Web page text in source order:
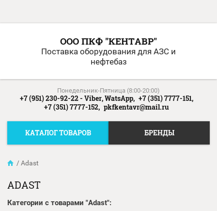
ООО ПКФ "КЕНТАВР"
Поставка оборудования для АЗС и
нефтебаз
Понедельник-Пятница (8:00-20:00)
+7 (951) 230-92-22 - Viber, WatsApp, +7 (351) 7777-151,
+7 (351) 7777-152, pkfkentavr@mail.ru
КАТАЛОГ ТОВАРОВ БРЕНДЫ
/ Adast
ADAST
Категории с товарами "Adast":